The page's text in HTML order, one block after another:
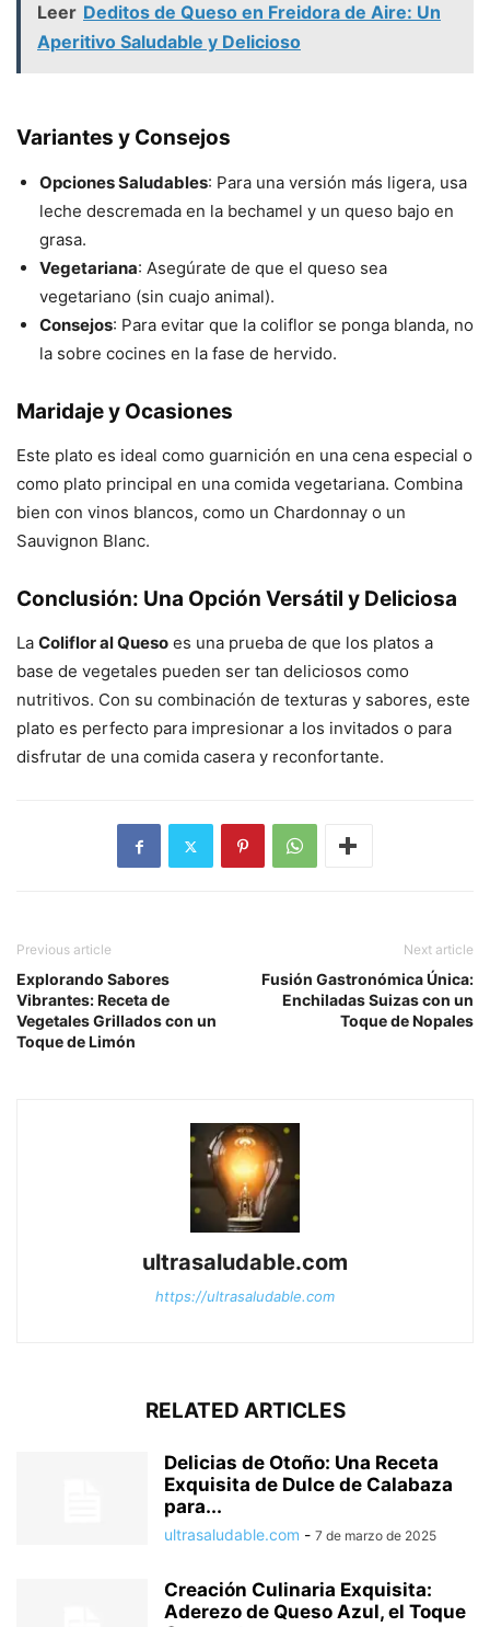
Leer Deditos de Queso en Freidora de Aire: Un
Aperitivo Saludable y Delicioso
Variantes y Consejos
Opciones Saludables: Para una versión más ligera, usa
leche descremada en la bechamel y un queso bajo en
grasa.
Vegetariana: Asegúrate de que el queso sea
vegetariano (sin cuajo animal).
Consejos: Para evitar que la coliflor se ponga blanda, no
la sobre cocines en la fase de hervido.
Maridaje y Ocasiones
Este plato es ideal como guarnición en una cena especial o
como plato principal en una comida vegetariana. Combina
bien con vinos blancos, como un Chardonnay o un
Sauvignon Blanc.
Conclusión: Una Opción Versátil y Deliciosa
La Coliflor al Queso es una prueba de que los platos a
base de vegetales pueden ser tan deliciosos como
nutritivos. Con su combinación de texturas y sabores, este
plato es perfecto para impresionar a los invitados o para
disfrutar de una comida casera y reconfortante.
Previous article
Explorando Sabores
Vibrantes: Receta de
Vegetales Grillados con un
Toque de Limón
Next article
Fusión Gastronómica Única:
Enchiladas Suizas con un
Toque de Nopales
ultrasaludable.com
https://ultrasaludable.com
RELATED ARTICLES
Delicias de Otoño: Una Receta
Exquisita de Dulce de Calabaza
para...
ultrasaludable.com - 7 de marzo de 2025
Creación Culinaria Exquisita:
Aderezo de Queso Azul, el Toque